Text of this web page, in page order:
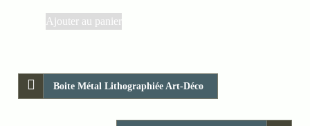
Ajouter au panier
Boite Métal Lithographiée Art-Déco